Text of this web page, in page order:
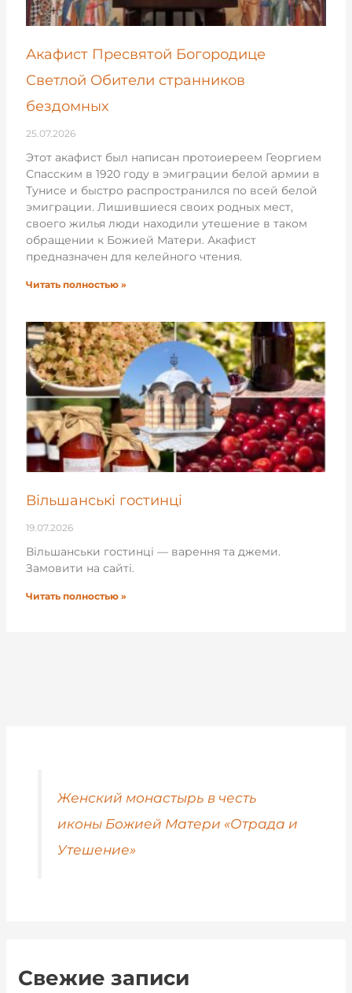
Акафист Пресвятой Богородице
Светлой Обители странников
бездомных
25.07.2026
Этот акафист был написан протоиереем Георгием
Спасским в 1920 году в эмиграции белой армии в
Тунисе и быстро распространился по всей белой
эмиграции. Лишившиеся своих родных мест,
своего жилья люди находили утешение в таком
обращении к Божией Матери. Акафист
предназначен для келейного чтения.
Читать полностью »
Вільшанські гостинці
19.07.2026
Вільшанськи гостинці — варення та джеми.
Замовити на сайті.
Читать полностью »
Женский монастырь в честь
иконы Божией Матери «Отрада и
Утешение»
Свежие записи